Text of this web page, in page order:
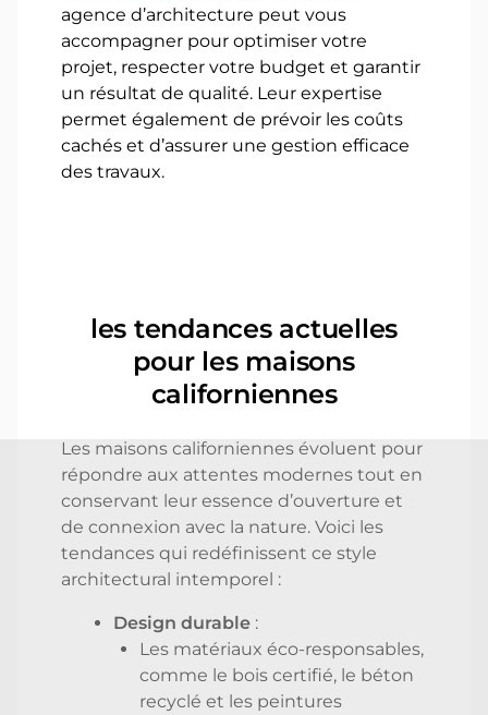
agence d’architecture peut vous
accompagner pour optimiser votre
projet, respecter votre budget et garantir
un résultat de qualité. Leur expertise
permet également de prévoir les coûts
cachés et d’assurer une gestion efficace
des travaux.
les tendances actuelles
pour les maisons
californiennes
Les maisons californiennes évoluent pour
répondre aux attentes modernes tout en
conservant leur essence d’ouverture et
de connexion avec la nature. Voici les
tendances qui redéfinissent ce style
architectural intemporel :
Design durable :
Les matériaux éco-responsables,
comme le bois certifié, le béton
recyclé et les peintures